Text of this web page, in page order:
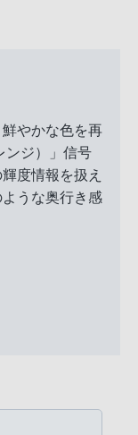
やかな色を再
ンジ）」信号
度情報を扱え
うな奥行き感